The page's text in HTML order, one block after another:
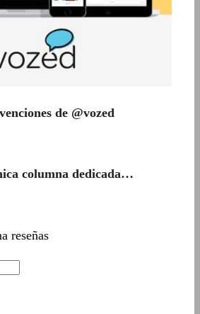
de @vozed
columna dedicada…
reseñas